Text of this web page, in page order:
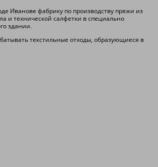
Иванове фабрику по производству пряжи из
и технической салфетки в специально
здании.
текстильные отходы, образующиеся в